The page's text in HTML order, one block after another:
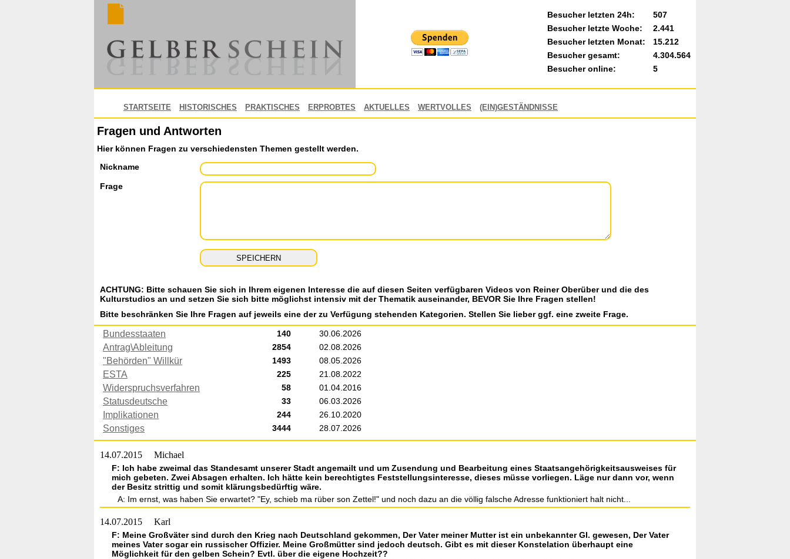
Besucher letzten 24h:
507
Besucher letzte Woche:
2.441
Besucher letzten Monat:
15.212
Besucher gesamt:
4.304.564
Besucher online:
5
STARTSEITE HISTORISCHES PRAKTISCHES ERPROBTES AKTUELLES WERTVOLLES (EIN)GESTÄNDNISSE
Fragen und Antworten
Hier können Fragen zu verschiedensten Themen gestellt werden.
Nickname
Frage
ACHTUNG: Bitte schauen Sie sich in Ihrem eigenen Interesse die auf diesen Seiten verfügbaren Videos von Reiner Oberüber und die des
Kulturstudios an und setzen Sie sich bitte möglichst intensiv mit der Thematik auseinander, BEVOR Sie Ihre Fragen stellen!
Bitte beschränken Sie Ihre Fragen auf jeweils eine der zu Verfügung stehenden Kategorien. Stellen Sie lieber ggf. eine zweite Frage.
Bundesstaaten 140 30.06.2026
Antrag\Ableitung 2854 02.08.2026
"Behörden" Willkür 1493 08.05.2026
ESTA 225 21.08.2022
Widerspruchsverfahren 58 01.04.2016
Statusdeutsche 33 06.03.2026
Implikationen 244 26.10.2020
Sonstiges 3444 28.07.2026
14.07.2015 Michael
F: Ich habe zweimal das Standesamt unserer Stadt angemailt und um Zusendung und Bearbeitung eines Staatsangehörigkeitsausweises für
mich gebeten. Zwei Absagen erhalten. Ich hätte kein berechtigtes Feststellungsinteresse, dieses müsse vorliegen. Läge nur dann vor, wenn
der Besitz strittig und somit klärungsbedürftig wäre.
A: Im ernst, was haben Sie erwartet? "Ey, schieb ma rüber son Zettel!" und noch dazu an die völlig falsche Adresse funktioniert halt nicht...
14.07.2015 Karl
F: Meine Großväter sind durch den Krieg nach Deutschland gekommen, Der Vater meiner Mutter ist ein unbekannter GI. gewesen, Der Vater
meines Vater sogar ein russischer Offizier. Meine Großmütter sind jedoch deutsch. Gibt es mit dieser Konstelation überhaupt eine
Möglichkeit für den gelben Schein? Evtl. über die eigene Hochzeit??